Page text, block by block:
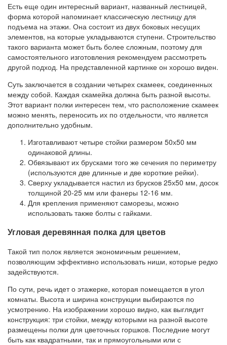
Есть еще один интересный вариант, названный лестницей,
форма которой напоминает классическую лестницу для
подъема на этажи. Она состоит из двух боковых несущих
элементов, на которые укладываются ступени. Строительство
такого варианта может быть более сложным, поэтому для
самостоятельного изготовления рекомендуем рассмотреть
другой подход. На представленной картинке он хорошо виден.
Суть заключается в создании четырех скамеек, соединенных
между собой. Каждая скамейка должна быть разной высоты.
Этот вариант полки интересен тем, что расположение скамеек
можно менять, переносить их по отдельности, что является
дополнительно удобным.
Изготавливают четыре стойки размером 50х50 мм
одинаковой длины.
Обвязывают их брусками того же сечения по периметру
(используются две длинные и две короткие рейки).
Сверху укладывается настил из брусков 25х50 мм, досок
толщиной 20-25 мм или фанеры 12-16 мм.
Для крепления применяют саморезы, можно
использовать также болты с гайками.
Угловая деревянная полка для цветов
Такой тип полок является экономичным решением,
позволяющим эффективно использовать ниши, которые редко
задействуются.
По сути, речь идет о этажерке, которая помещается в угол
комнаты. Высота и ширина конструкции выбираются по
усмотрению. На изображении хорошо видно, как выглядит
конструкция: три стойки, между которыми на разной высоте
размещены полки для цветочных горшков. Последние могут
быть как квадратными, так и прямоугольными или с